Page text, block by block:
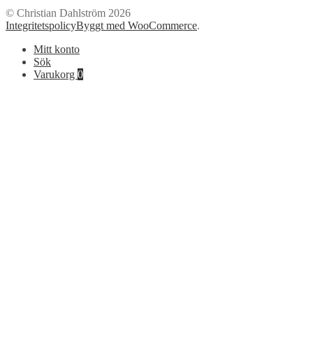
© Christian Dahlström 2026
IntegritetspolicyByggt med WooCommerce.
Mitt konto
Sök
Varukorg 0